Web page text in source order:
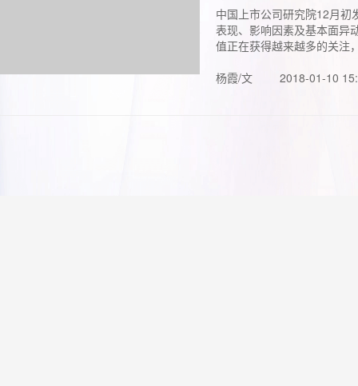
中国上市公司研究院12月初
表现、影响因素及基本面异
值正在获得越来越多的关注
杨霞/文
2018-01-10